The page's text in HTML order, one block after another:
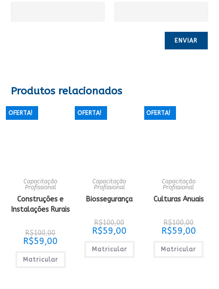
Produtos relacionados
OFERTA!
Capacitação
Profissional
Construções e
Instalações Rurais
R$100,00
preço
original
era:
R$100,00.
R$59,00
atual
é:
R$59,00.
Matricular
OFERTA!
Capacitação
Profissional
Biossegurança
R$100,00
preço
original
era:
R$100,00.
R$59,00
atual
é:
R$59,00.
Matricular
OFERTA!
Capacitação
Profissional
Culturas Anuais
R$100,00O
preço
original
era:
R$59,00O
atual
é:
Matricular